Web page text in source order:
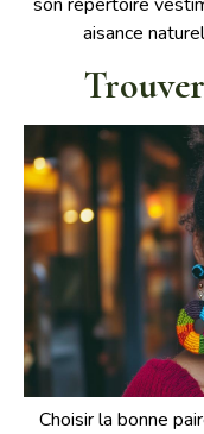
aisance
Choisir la bonne